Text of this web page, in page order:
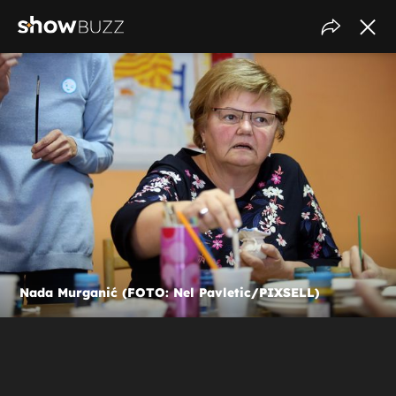
Nada Murganić (FOTO: Nel Pavletic/PIXSELL)